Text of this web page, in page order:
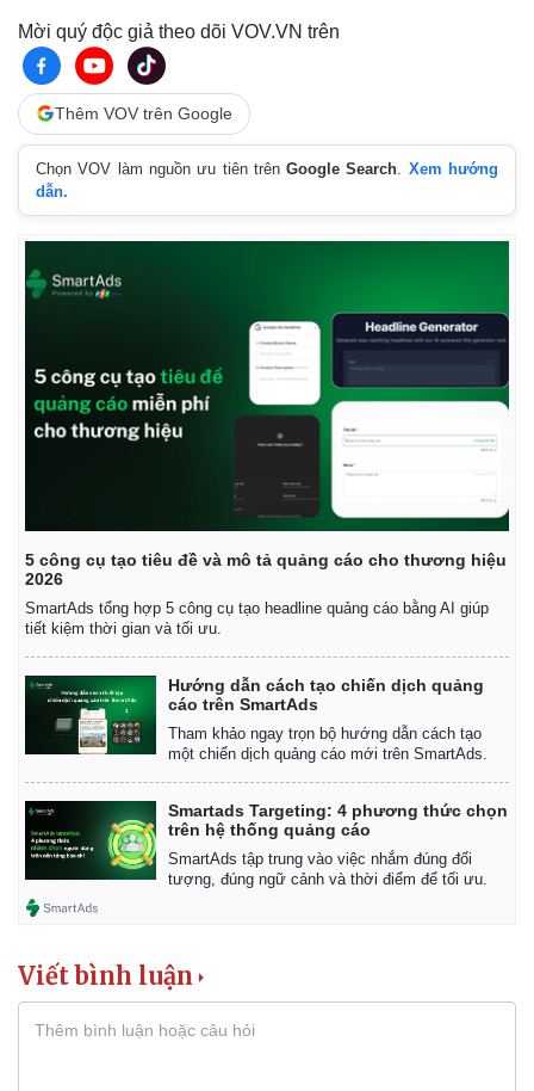
Thể thao
Bóng đá
eSports
Hậu trường
Xe máy
Tư vấn
Mời quý độc giả theo dõi VOV.VN trên
Thêm VOV trên Google
Chọn VOV làm nguồn ưu tiên trênGoogle Search
Xem hướng
dẫn.
5 công cụ tạo tiêu đề và mô tả quảng cáo cho thương hiệu
2026
SmartAds tổng hợp 5 công cụ tạo headline quảng cáo bằng AI giúp
tiết kiệm thời gian và tối ưu.
Hướng dẫn cách tạo chiến dịch quảng
cáo trên SmartAds
Tham khảo ngay trọn bộ hướng dẫn cách tạo
một chiến dịch quảng cáo mới trên SmartAds.
Smartads Targeting: 4 phương thức chọn
trên hệ thống quảng cáo
SmartAds tập trung vào việc nhắm đúng đối
tượng, đúng ngữ cảnh và thời điểm để tối ưu.
Viết bình luận